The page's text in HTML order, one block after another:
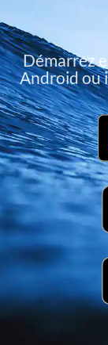
Démarrez
Android ou